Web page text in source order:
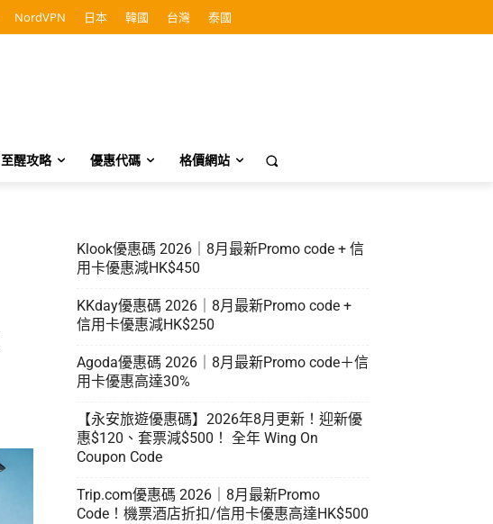
NordVPN 日本 韓國 台灣 泰國
至醒攻略 優惠代碼 格價網站
Klook優惠碼 2026｜8月最新Promo code + 信
用卡優惠減HK$450
KKday優惠碼 2026｜8月最新Promo code +
信用卡優惠減HK$250
Agoda優惠碼 2026｜8月最新Promo code＋信
用卡優惠高達30%
【永安旅遊優惠碼】2026年8月更新！迎新優
惠$120、套票減$500！ 全年 Wing On
Coupon Code
Trip.com優惠碼 2026｜8月最新Promo
Code！機票酒店折扣/信用卡優惠高達HK$500